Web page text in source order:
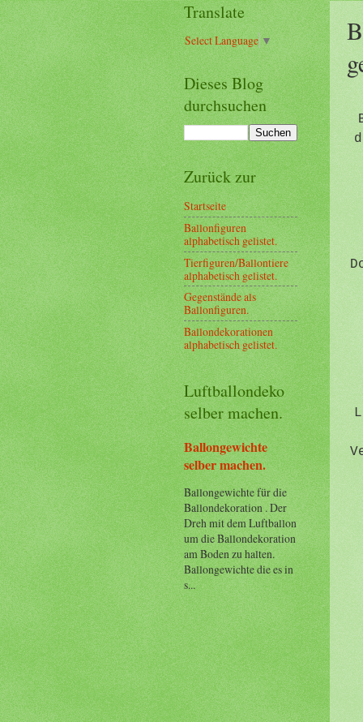
Translate
Select Language▼
Dieses Blog
durchsuchen
Zurück zur
Startseite
Ballonfiguren
alphabetisch gelistet.
Tierfiguren/Ballontiere
alphabetisch gelistet.
Gegenstände als
Ballonfiguren.
Ballondekorationen
alphabetisch gelistet.
Luftballondeko
selber machen.
Ballongewichte
selber machen.
Ballongewichte für die
Ballondekoration . Der
Dreh mit dem Luftballon
um die Ballondekoration
am Boden zu halten.
Ballongewichte die es in
s...